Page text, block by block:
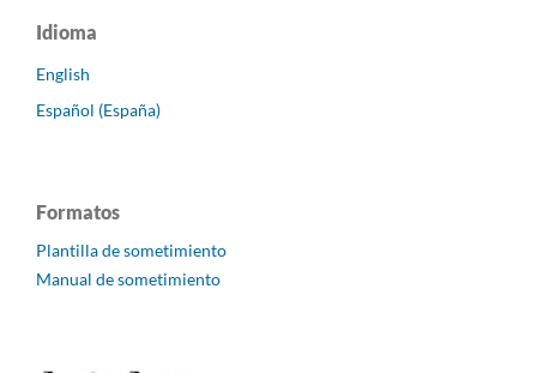
Idioma
English
Español (España)
Formatos
Plantilla de sometimiento
Manual de sometimiento